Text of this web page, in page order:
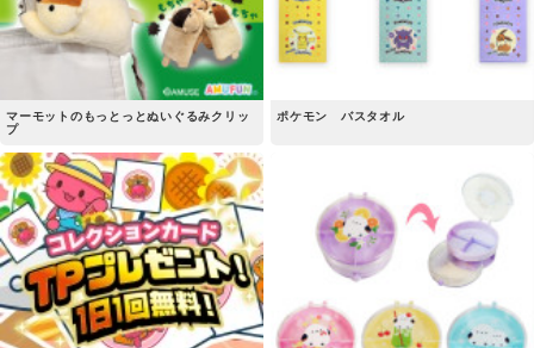
マーモットのもっとっとぬいぐるみクリッ
プ
ポケモン バスタオル